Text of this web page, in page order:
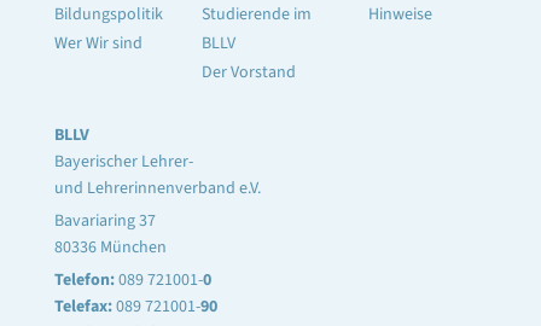
Bildungspolitik
Wer Wir sind
Studierende im
BLLV
Der Vorstand
Hinweise
BLLV
Bayerischer Lehrer-
und Lehrerinnenverband e.V.
Bavariaring 37
80336 München
Telefon:089 721001-0
Telefax:089 721001-90